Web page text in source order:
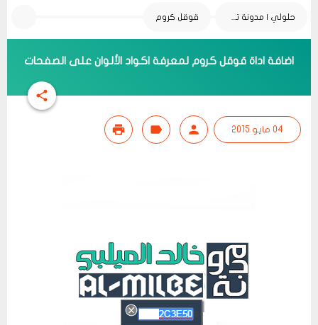
حلولي | مدونة تقنية قوقل كروم
اضافة اداة قوقل كروم لمعرفة اكواد الألوان على الصفحات
04 مايو 2015